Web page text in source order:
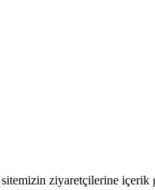
ziyaretçilerine içerik